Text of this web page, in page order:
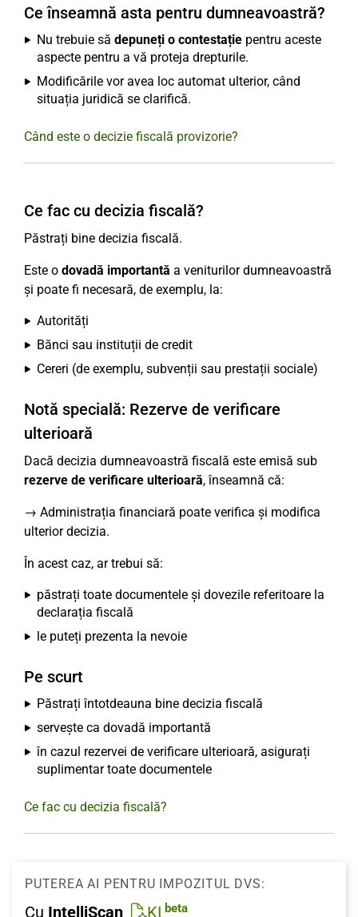
Ce înseamnă asta pentru dumneavoastră?
Nu trebuie să depuneți o contestație pentru aceste
aspecte pentru a vă proteja drepturile.
Modificările vor avea loc automat ulterior, când
situația juridică se clarifică.
Când este o decizie fiscală provizorie?
Ce fac cu decizia fiscală?
Păstrați bine decizia fiscală.
Este o dovadă importantă a veniturilor dumneavoastră
și poate fi necesară, de exemplu, la:
Autorități
Bănci sau instituții de credit
Cereri (de exemplu, subvenții sau prestații sociale)
Notă specială: Rezerve de verificare
ulterioară
Dacă decizia dumneavoastră fiscală este emisă sub
rezerve de verificare ulterioară, înseamnă că:
→ Administrația financiară poate verifica și modifica
ulterior decizia.
În acest caz, ar trebui să:
păstrați toate documentele și dovezile referitoare la
declarația fiscală
le puteți prezenta la nevoie
Pe scurt
Păstrați întotdeauna bine decizia fiscală
servește ca dovadă importantă
în cazul rezervei de verificare ulterioară, asigurați
suplimentar toate documentele
Ce fac cu decizia fiscală?
PUTEREA AI PENTRU IMPOZITUL DVS:
Cu IntelliScan KI beta